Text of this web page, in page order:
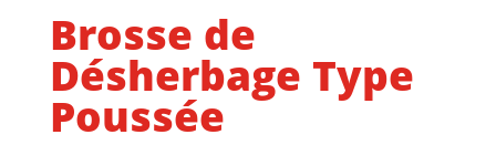
Brosse de
Désherbage Type
Poussée